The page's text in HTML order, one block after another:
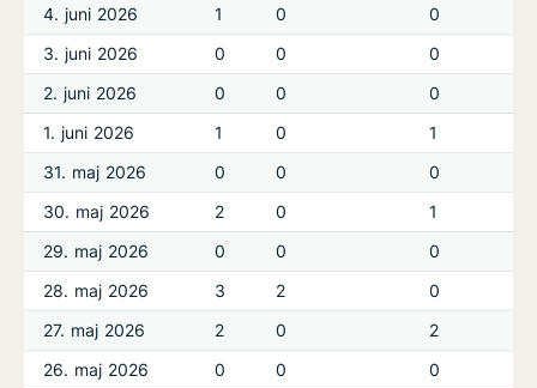
4. juni 2026
1 0
0
3. juni 2026
0 0
0
2. juni 2026
0 0
0
1. juni 2026
1 0
1
31. maj 2026
0 0
0
30. maj 2026
2 0
1
29. maj 2026
0 0
0
28. maj 2026
3 2
0
27. maj 2026
2 0
2
26. maj 2026
0 0
0